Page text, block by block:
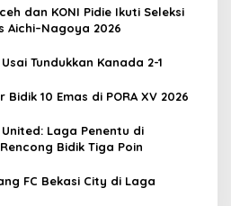
dan KONI Pidie Ikuti Seleksi
Aichi–Nagoya 2026
Tundukkan Kanada 2-1
10 Emas di PORA XV 2026
Laga Penentu di
Bidik Tiga Poin
FC Bekasi City di Laga